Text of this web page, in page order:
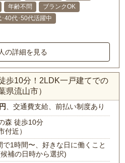
年齢不問
ブランクOK
40代･50代活躍中
の詳細を見る
歩10分！2LDK一戸建てでの
県流山市）
、交通費支給、前払い制度あり
森 徒歩10分
付近）
で1時間〜、好きな日に働くこと
補の日時から選択)